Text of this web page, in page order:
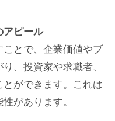
アピール
とで、企業価値やブ
、投資家や求職者、
ができます。これは
があります。